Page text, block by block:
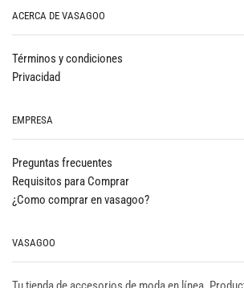
ACERCA DE VASAGOO
Términos y condiciones
Privacidad
EMPRESA
Preguntas frecuentes
Requisitos para Comprar
¿Como comprar en vasagoo?
VASAGOO